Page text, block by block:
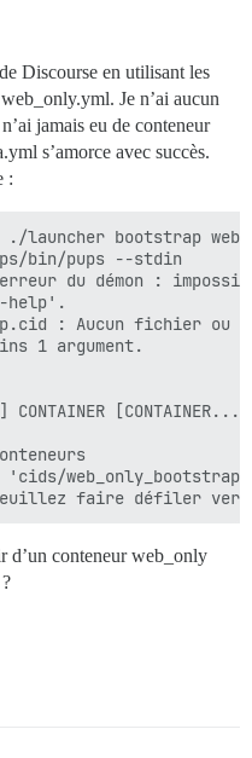
Discourse en utilisant les
Je n’ai aucun
jamais eu de conteneur
s’amorce avec succès.
:
./launcher bootstrap
bin/pups --stdin
du démon :
help'.
: Aucun fichier ou
1 argument.
CONTAINER
'cids/
d’un conteneur web_only